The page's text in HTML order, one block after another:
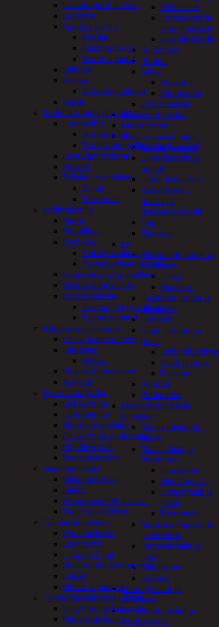
Peltisakset
Pulttisakset ja
voimaleikkurit
vetoniittipihdit
Puristimet
Puukot
Sahat
Puusahat
Rautasahat
Työkalusarjat
Korjaamotyökalut
Lämmittimet
Liimat, massat, teipit
Köydet ja narut
Liimapistoolit ja
puikot
Liimat ja lukitteet
Rasvaprässit,
massa ja
uretaanipistoolit
Teipit
Tiivisteet
LVI
Allaskaapit, hanat ja
tarvikkeet
Hanat
Kaapistot
Hajulukot, kaivot ja
tarvikkeet
Leikkurit
Nipat, liittimet ja
holkit
Nipat ja holkit
Tiivisteet
Pumput
Putkipihdit
Maalit, muuraus ja
tarvikkeet
Maalikaukalot ja -
astiat
Maalit, lakat ja
ohentimet
Liuottimet
Metallimaalit
Spraymaalit ja
-lakat
Talomaalit
Muuraus, tapetointi
ja laatoitus
Pensselit telat ja
lastat
Sekoittimet
Suojaus
Muut työkalut ja
tarvikkeet
Paineilmatyökalut ja
kompressorit
Leivinpaperit ja foliot
Leivonta
Padat ja kattilat
Kattilat
Paistinpannut
Vuoat ja padat
Säilöntä
Tiskaus
Astianpesuaineet
vaa'at
Kodin lämmitys ja tuuletus
Ilmanvaihto
Suodattimet
Tuulettimet ja Ilmastointilaitteet
Kaasulämmittimet
Patterit
Tulisijat ja tarvikkeet
Arinat
Tarvikkeet
Kodintekstiilit
Matot
Pöytäliinat
Pyyhkeet
Keittiöpyyhkeet
Kylpypyyhkeet ja takit
Sisustustyynyt ja päälliset
Verhot ja tarvikkeet
Vuodevaatteet
Lakanat ja tyynynlinat
Tyynyt ja peitot
Kylpyhuone ja sauna
Harjat ja pesuaineet
Kalusteet
Mittarit
Kiukaat ja tarvikkeet
Tuoksut
Kynttilät ja lyhdyt
Led-kynttilät
Lyhtytelineet
Muotit ja tarvikkeet
Öljykynttilät ja ulkotulet
Pöytäkynttilät
Tuoksukynttilät
Sisustusesineet
Kalvot ja tarrat
Kellot
Koriste-esineet ja kasvit
Taulut ja kehykset
Toimistotarvikkeet
Kynät ja kumit
Laminointi
Liimat ja teipit
Muistitaulut ja magneetit
Sakset
Vihkot ja paperit
Turvajärjestelmät ja lukitus
Hälyttimet ja kamerat
Palovaroittimet